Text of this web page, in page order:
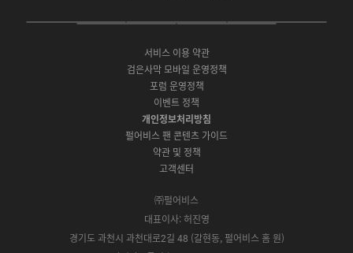
e
o
k
t
b
e
t
r
a
P
A
p
S
t
o
r
e
G
a
t
S
e
서비스 이용 약관
검은사막 모바일 운영정책
포럼 운영정책
이벤트 정책
개인정보처리방침
펄어비스 팬 콘텐츠 가이드
약관 및 정책
고객센터
㈜펄어비스
대표이사: 허진영
경기도 과천시 과천대로2길 48 (갈현동, 펄어비스 홈 원)